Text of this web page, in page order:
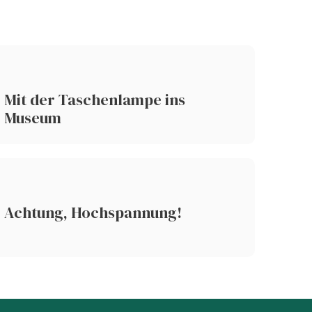
Mit der Taschenlampe ins
Museum
Achtung, Hochspannung!